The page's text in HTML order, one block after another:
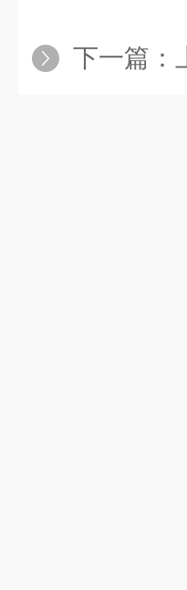
下一篇：